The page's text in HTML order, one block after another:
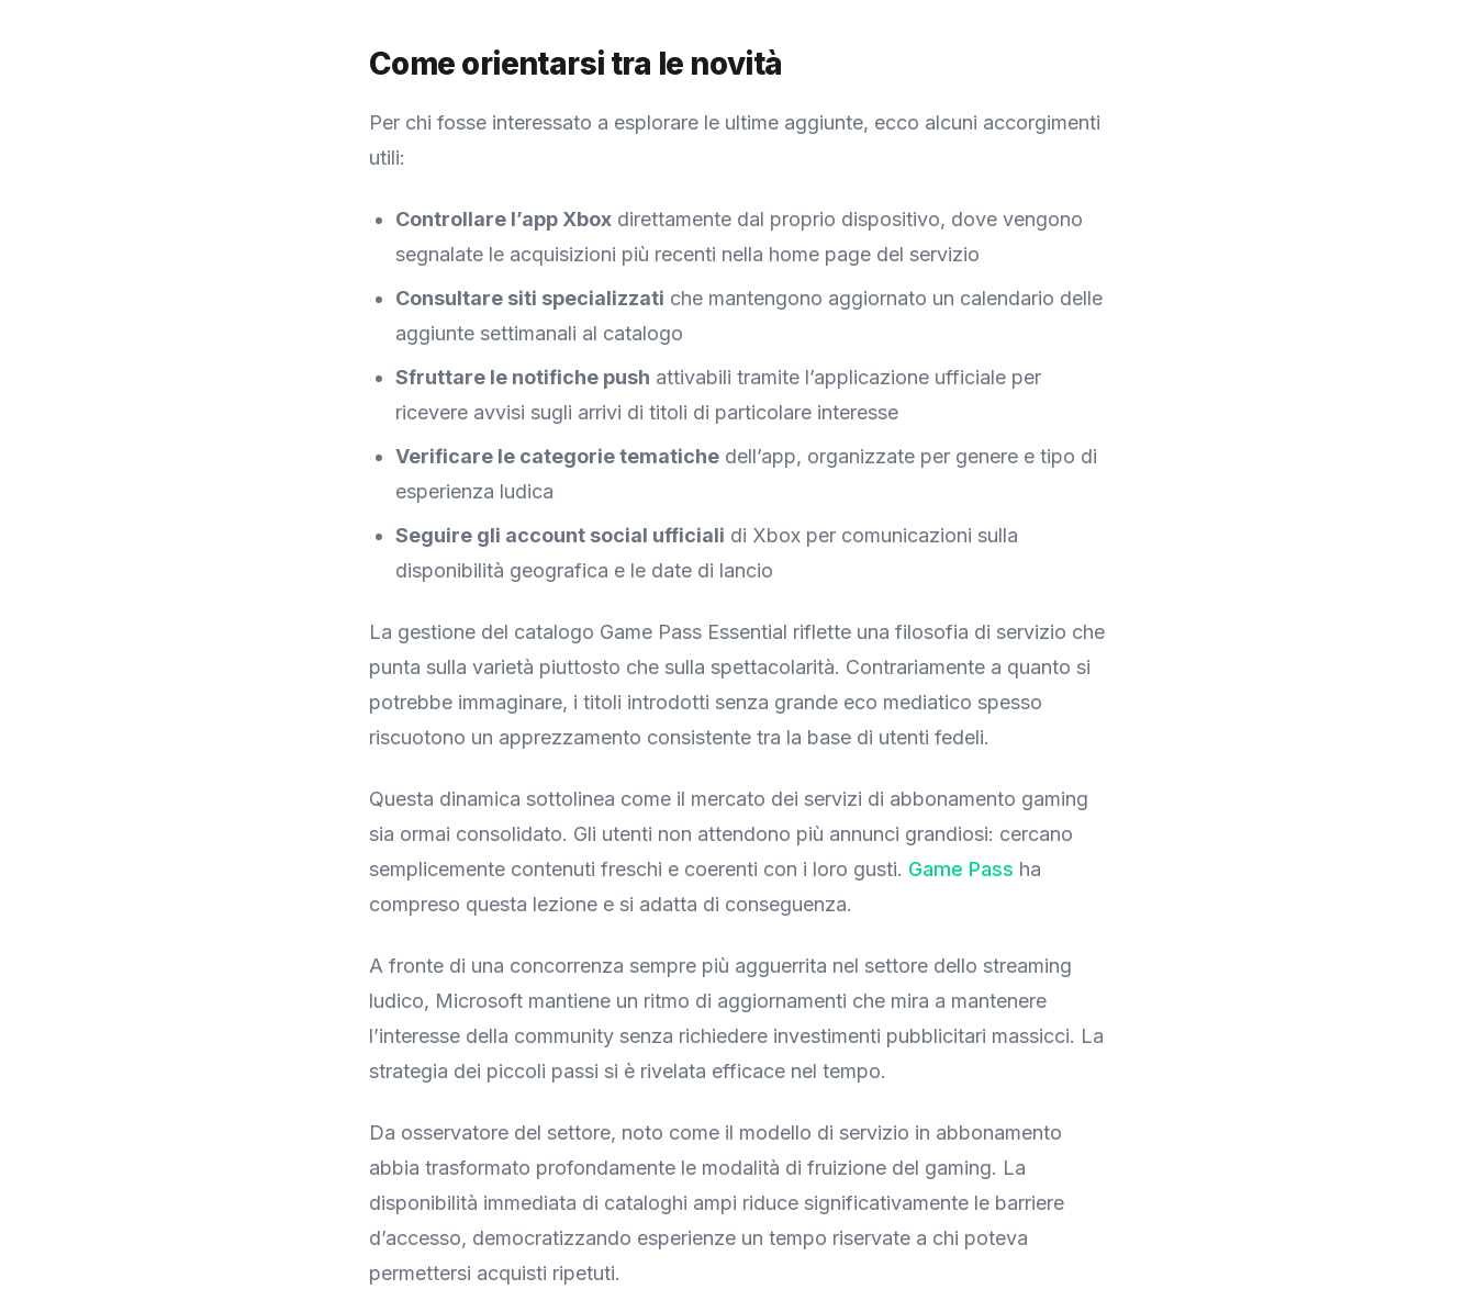
Come orientarsi tra le novità
Per chi fosse interessato a esplorare le ultime aggiunte, ecco alcuni accorgimenti
utili:
Controllare l’app Xbox direttamente dal proprio dispositivo, dove vengono
segnalate le acquisizioni più recenti nella home page del servizio
Consultare siti specializzati che mantengono aggiornato un calendario delle
aggiunte settimanali al catalogo
Sfruttare le notifiche push attivabili tramite l’applicazione ufficiale per
ricevere avvisi sugli arrivi di titoli di particolare interesse
Verificare le categorie tematiche dell’app, organizzate per genere e tipo di
esperienza ludica
Seguire gli account social ufficiali di Xbox per comunicazioni sulla
disponibilità geografica e le date di lancio
La gestione del catalogo Game Pass Essential riflette una filosofia di servizio che
punta sulla varietà piuttosto che sulla spettacolarità. Contrariamente a quanto si
potrebbe immaginare, i titoli introdotti senza grande eco mediatico spesso
riscuotono un apprezzamento consistente tra la base di utenti fedeli.
Questa dinamica sottolinea come il mercato dei servizi di abbonamento gaming
sia ormai consolidato. Gli utenti non attendono più annunci grandiosi: cercano
semplicemente contenuti freschi e coerenti con i loro gusti. Game Pass ha
compreso questa lezione e si adatta di conseguenza.
A fronte di una concorrenza sempre più agguerrita nel settore dello streaming
ludico, Microsoft mantiene un ritmo di aggiornamenti che mira a mantenere
l’interesse della community senza richiedere investimenti pubblicitari massicci. La
strategia dei piccoli passi si è rivelata efficace nel tempo.
Da osservatore del settore, noto come il modello di servizio in abbonamento
abbia trasformato profondamente le modalità di fruizione del gaming. La
disponibilità immediata di cataloghi ampi riduce significativamente le barriere
d’accesso, democratizzando esperienze un tempo riservate a chi poteva
permettersi acquisti ripetuti.